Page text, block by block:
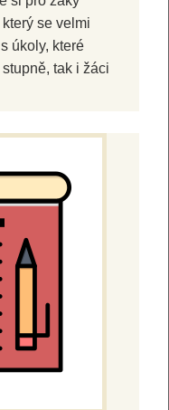
se velmi
úkoly, které
tak i žáci